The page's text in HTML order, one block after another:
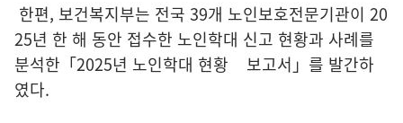
한편, 보건복지부는 전국 39개 노인보호전문기관이 20
25년 한 해 동안 접수한 노인학대 신고 현황과 사례를
분석한「2025년 노인학대 현황 보고서」를 발간하
였다.